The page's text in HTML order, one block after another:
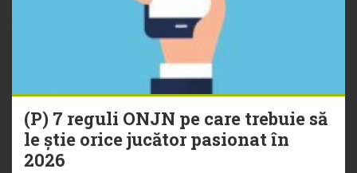
(P) 7 reguli ONJN pe care trebuie să
le știe orice jucător pasionat în
2026